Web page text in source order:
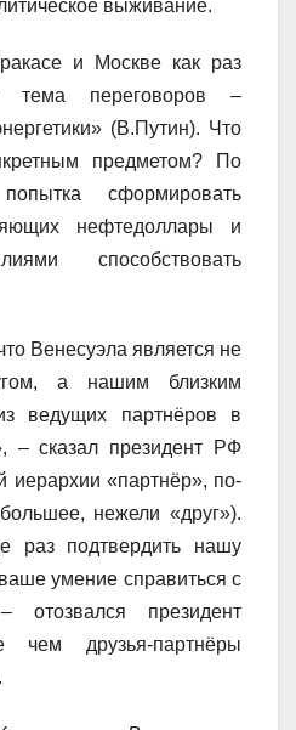
выживание.
и Москве как раз
тема переговоров –
(В.Путин). Что
предметом? По
сформировать
нефтедоллары и
способствовать
Венесуэла является не
а нашим близким
ведущих партнёров в
– сказал президент РФ
иерархии «партнёр», по-
нежели «друг»).
подтвердить нашу
умение справиться с
отозвался президент
чем друзья-партнёры